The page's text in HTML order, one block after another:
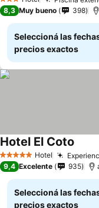
3 Estrellas
8,3 Muy bueno 398
Seleccioná las
precios exactos
5 Estrellas Hotel
Hotel El Coto
9,4 Excelente 935
Seleccioná las
precios exactos